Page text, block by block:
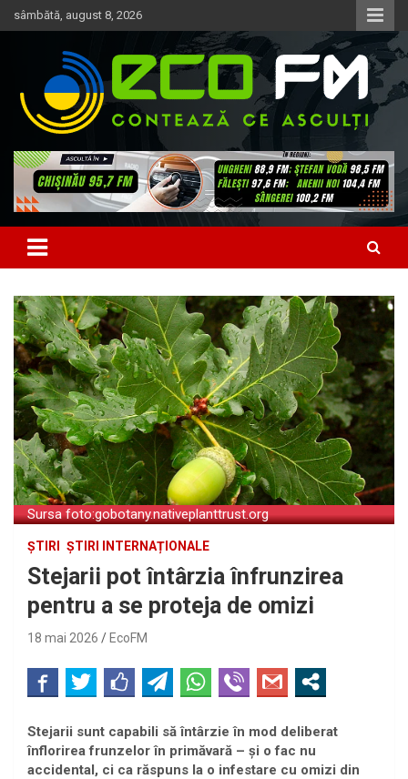
Skip
to
sâmbătă, august 8, 2026
EcoFM
Sursa foto:gobotany.nativeplanttrust.org
ȘTIRI ȘTIRI INTERNAȚIONALE
Stejarii pot întârzia înfrunzirea
pentru a se proteja de omizi
18 mai 2026 EcoFM
Stejarii sunt capabili să întârzie în mod deliberat
înflorirea frunzelor în primăvară – și o fac nu
accidental, ci ca răspuns la o infestare cu omizi din